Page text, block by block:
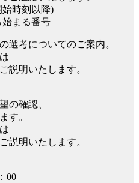
時刻以降)
始まる番号
選考についてのご案内。
説明いたします。
の確認、
す。
説明いたします。
00